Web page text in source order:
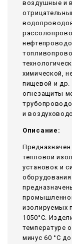
воздушные и
химической,
пищевой и
огнезащиты
и
Описание:
тепловой
установок и
изолируемых
1050°С.
температуре
минус 60 °С